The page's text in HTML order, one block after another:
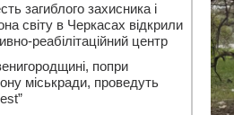
загиблого захисника і
світу в Черкасах відкрили
реабілітаційний центр
попри
міськради, проведуть